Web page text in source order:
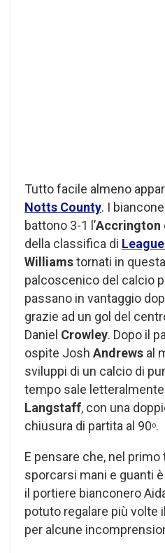
Tutto facile almeno
Notts County. I
battono 3-1 l’Accrington
della classifica di
Williamstornati in
palcoscenico del calcio
passano in vantaggio
grazie ad un gol del
Daniel Crowley. Dopo il
ospite Josh Andrews al
sviluppi di un calcio di
tempo sale
Langstaff, con una
chiusura di partita al 90o.
E pensare che, nel
sporcarsi mani e guanti
il portiere bianconero
potuto regalare più volte
per alcune